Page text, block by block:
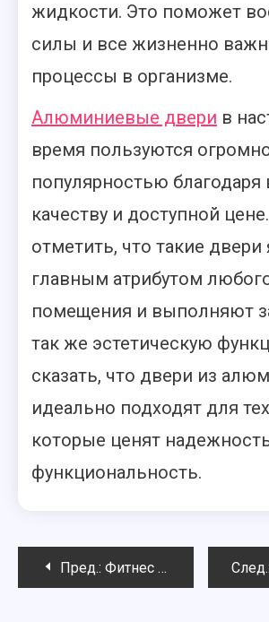
жидкости. Это поможет
силы и все жизненно
процессы в организме.
Алюминиевые двери в
время пользуются
популярностью
качеству и доступной
отметить, что такие
главным атрибутом
помещения и выполняют
так же эстетическую
сказать, что двери из
идеально подходят для
которые ценят
функциональность.
Навигация
Пред.: Фитнес — образ жизни След.: